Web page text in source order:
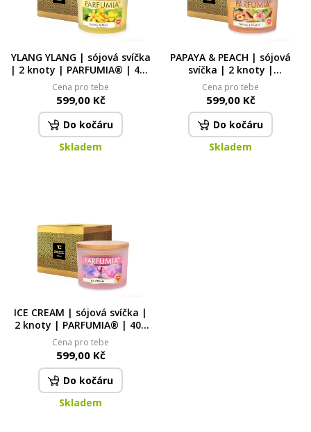
YLANG YLANG | sójová svíčka
| 2 knoty | PARFUMIA® | 400
Cena pro tebe
599,00 Kč
Do kočáru
Skladem
PAPAYA & PEACH | sójová
svíčka | 2 knoty |
PARFUMIA® | 400 ml
Cena pro tebe
599,00 Kč
Do kočáru
Skladem
ICE CREAM | sójová svíčka |
2 knoty | PARFUMIA® | 400
ml
Cena pro tebe
599,00 Kč
Do kočáru
Skladem